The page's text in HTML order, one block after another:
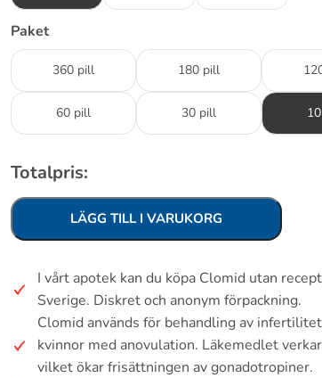
Paket
360 pill 180 pill
60 pill 30 pill
Totalpris:
LÄGG TILL I VARUKORG
I vårt apotek kan du köpa Clomid utan
Sverige. Diskret och anonym förpackning.
Clomid används för behandling av
kvinnor med anovulation. Läkemedlet
vilket ökar frisättningen av gonadotropiner.